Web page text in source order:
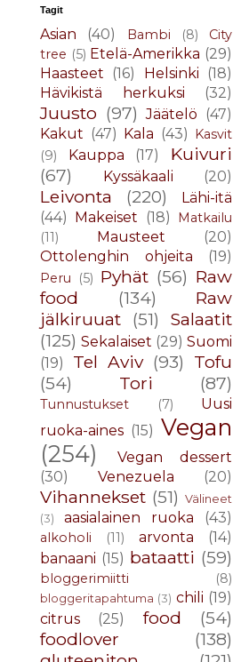
Tagit
Asian (40) Bambi (8)
City
tree (5) Etelä-Amerikka (29)
Haasteet
(16) Helsinki
(18)
Hävikistä herkuksi
(32)
Juusto (97) Jäätelö
(47)
Kakut (47) Kala (43) Kasvit
(9)
Kauppa (17)
Kuivuri
(67)
Kyssäkaali (20)
Leivonta (220)
Lähi-itä
(44) Makeiset (18)
Matkailu
(11)
Mausteet
(20)
Ottolenghin ohjeita
(19)
Peru (5) Pyhät (56) Raw
food
(134)
Raw
jälkiruuat (51)
Salaatit
(125) Sekalaiset (29) Suomi
(19)
Tel Aviv (93) Tofu
(54)
Tori (87)
Tunnustukset (7)
Uusi
ruoka-aines (15) Vegan
(254)
Vegan dessert
(30)
Venezuela (20)
Vihannekset (51) Välineet
(3)
aasialainen ruoka (43)
alkoholi (11) arvonta
(14)
banaani (15) bataatti (59)
bloggerimiitti (8)
bloggeritapahtuma (3) chili (19)
citrus
(25) food
(54)
foodlover
(138)